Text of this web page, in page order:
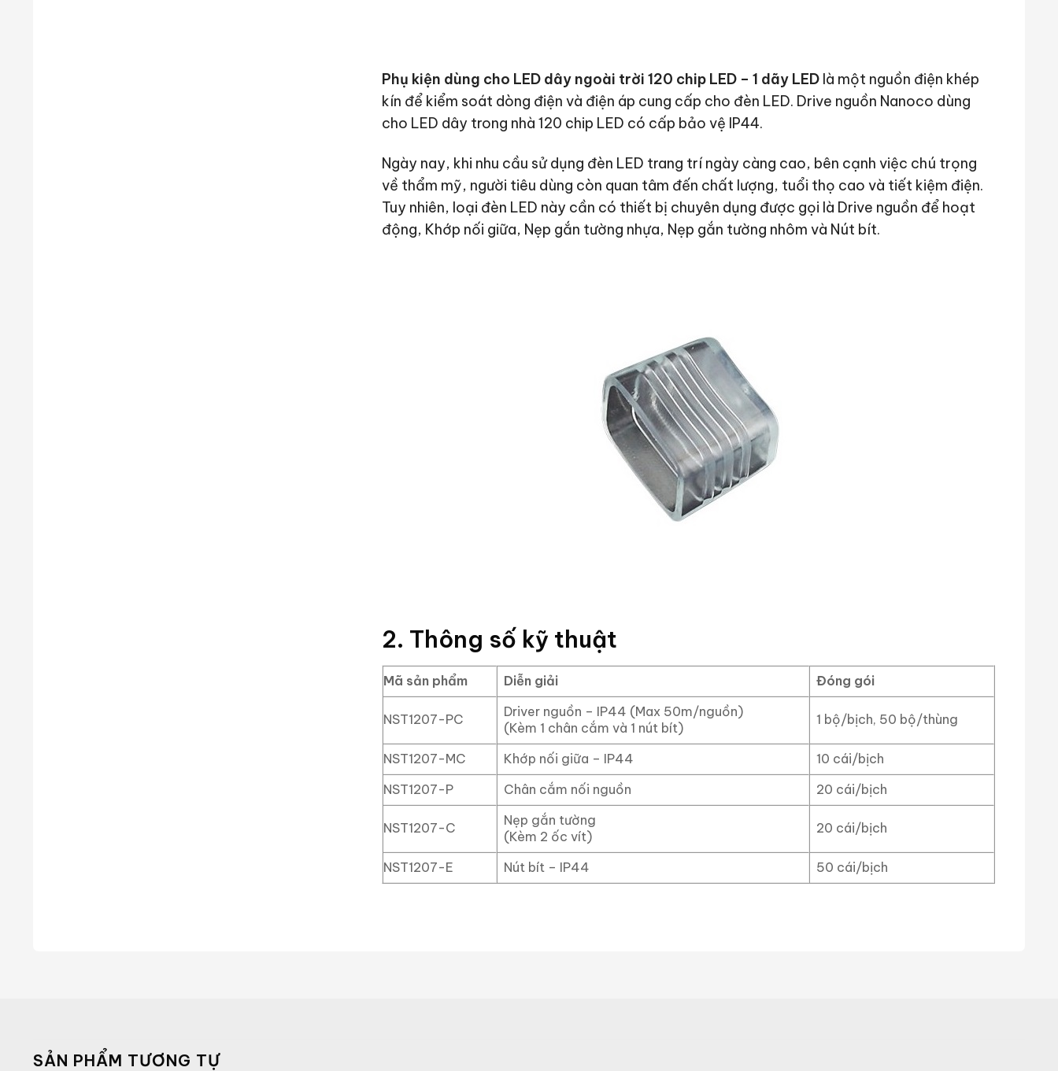
Phụ kiện dùng cho LED dây ngoài trời 120 chip LED – 1 dãy LEDlà một nguồn điện khép
kín để kiểm soát dòng điện và điện áp cung cấp cho đèn LED. Drive nguồn Nanoco dùng
cho LED dây trong nhà 120 chip LED có cấp bảo vệ IP44.
Ngày nay, khi nhu cầu sử dụng đèn LED trang trí ngày càng cao, bên cạnh việc chú trọng
về thẩm mỹ, người tiêu dùng còn quan tâm đến chất lượng, tuổi thọ cao và tiết kiệm điện.
Tuy nhiên, loại đèn LED này cần có thiết bị chuyên dụng được gọi là Drive nguồn để hoạt
động, Khớp nối giữa, Nẹp gắn tường nhựa, Nẹp gắn tường nhôm và Nút bít.
2. Thông số kỹ thuật
Mã sản phẩm Diễn giải Đóng gói
NST1207-PC
Driver nguồn – IP44 (Max 50m/nguồn)
(Kèm 1 chân cắm và 1 nút bít)
1 bộ/bịch, 50 bộ/thùng
NST1207-MC Khớp nối giữa – IP44
10 cái/bịch
NST1207-P
Chân cắm nối nguồn 20 cái/bịch
NST1207-C
Nẹp gắn tường
(Kèm 2 ốc vít)
20 cái/bịch
NST1207-E Nút bít – IP44 50 cái/bịch
SẢN PHẨM TƯƠNG TỰ